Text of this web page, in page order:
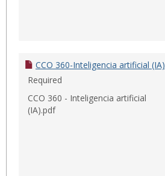
CCO 360-Inteligencia artificial (IA)
Required
CCO 360 - Inteligencia artificial
(IA).pdf